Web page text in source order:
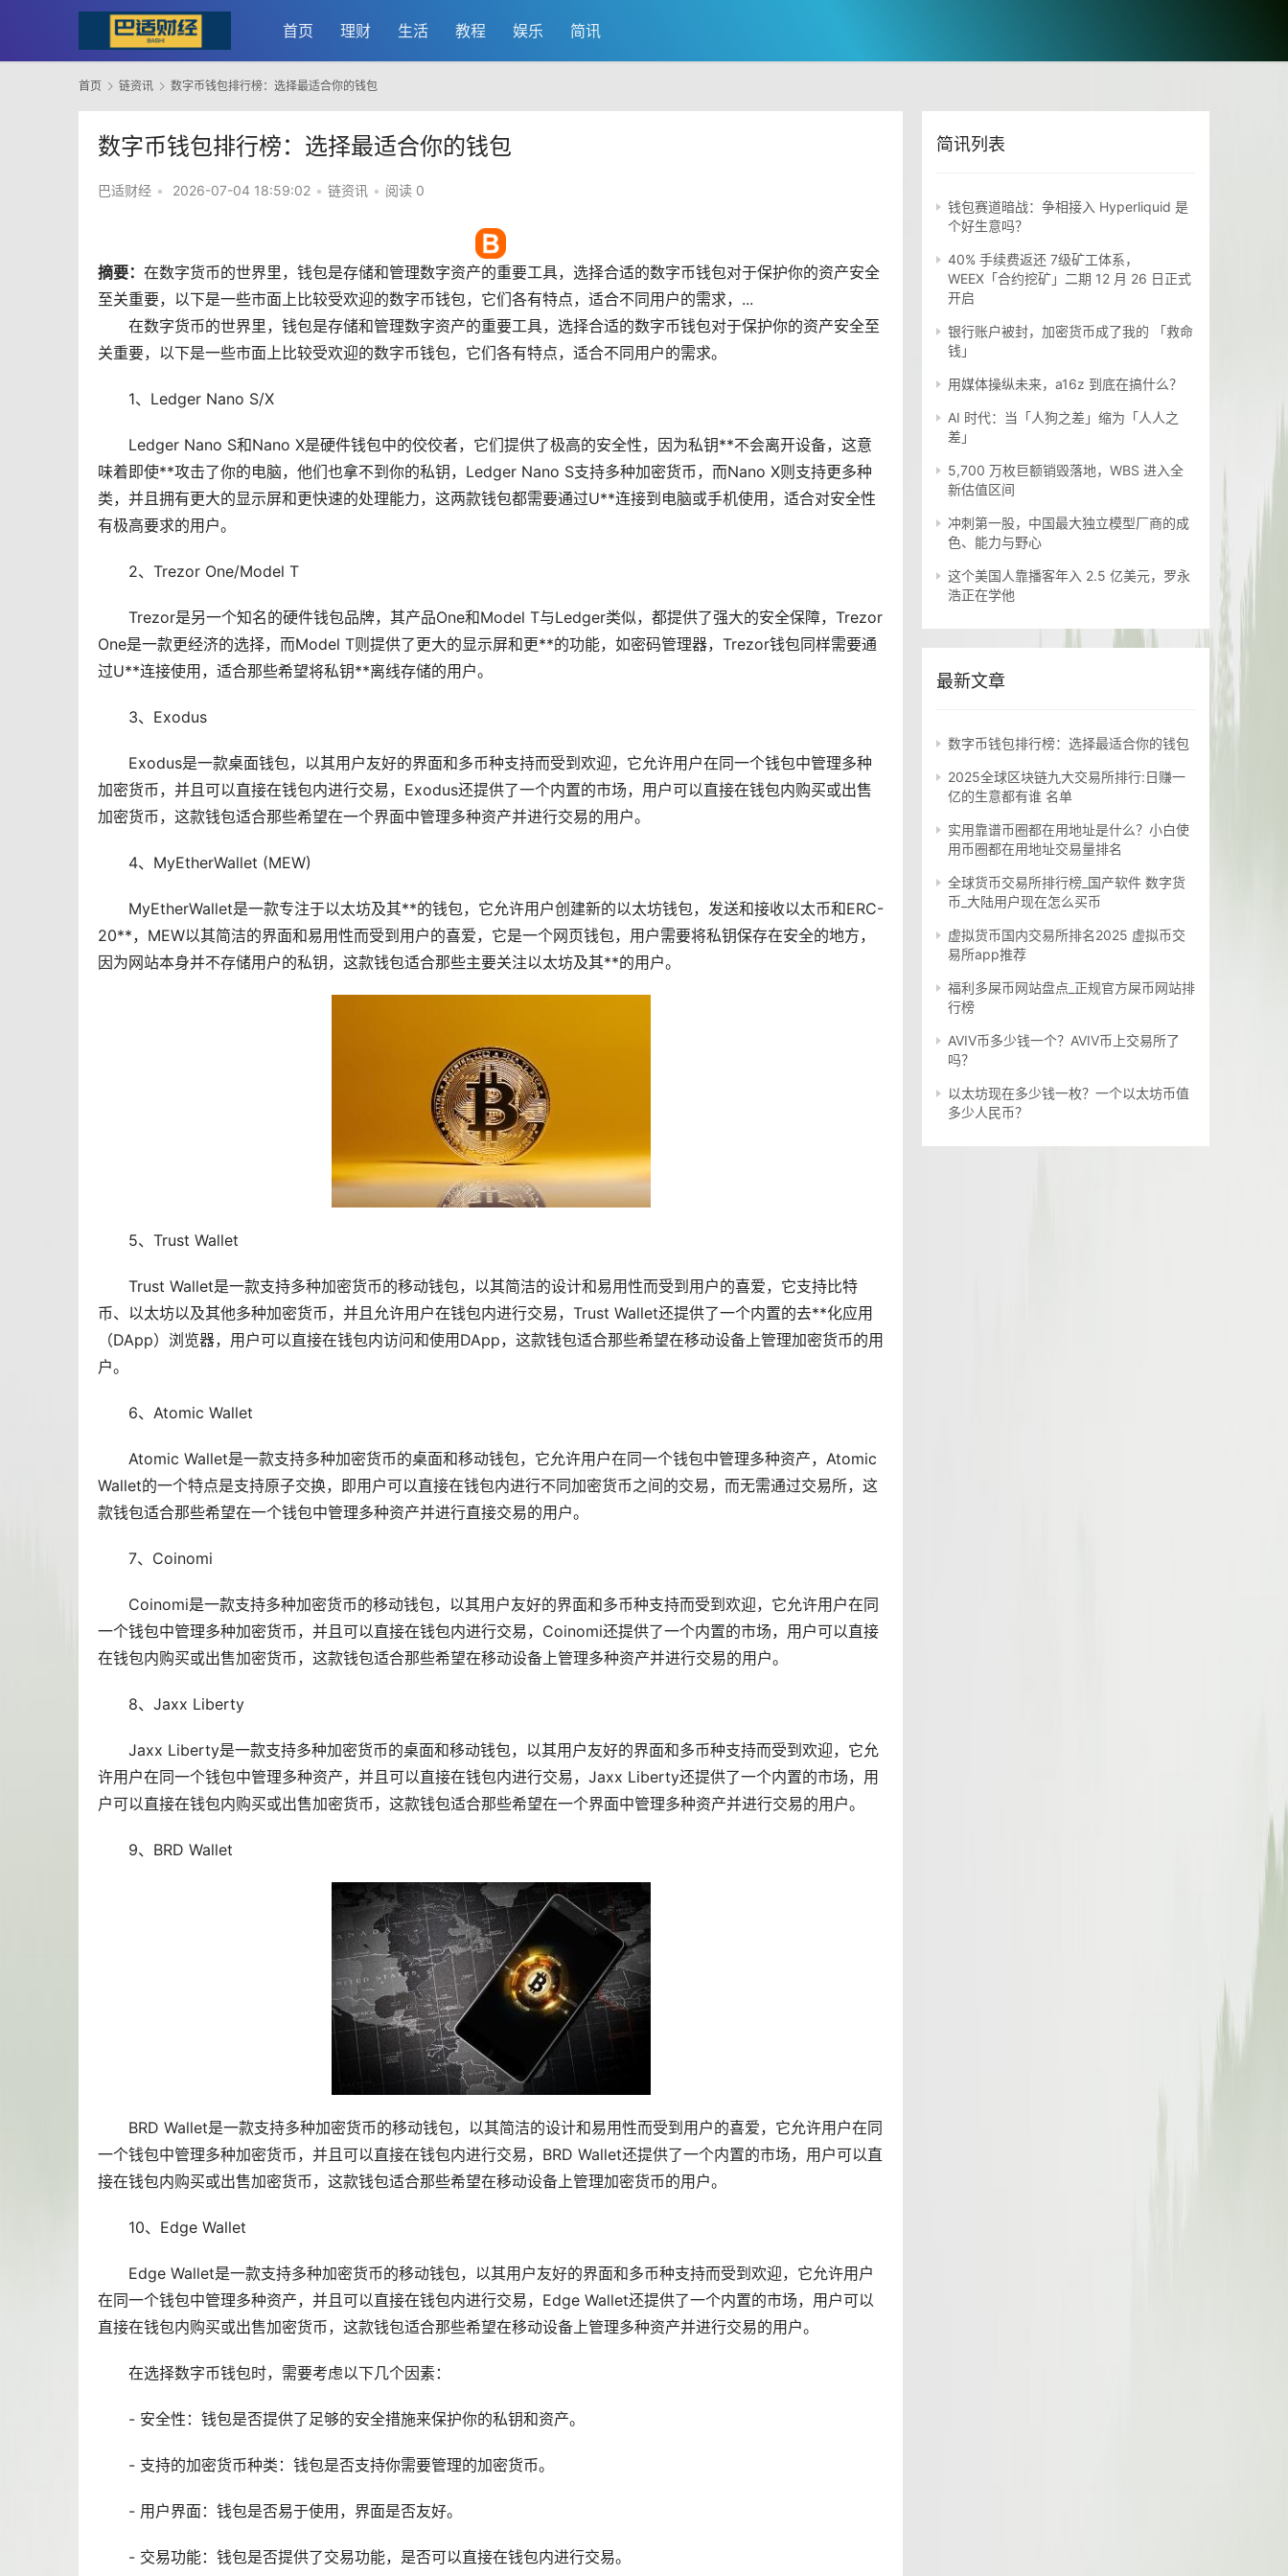
首页 理财 生活 教程 娱乐 简讯
首页 链资讯 数字币钱包排行榜：选择最适合你的钱包
数字币钱包排行榜：选择最适合你的钱包
巴适财经 • 2026-07-04 18:59:02 • 链资讯 • 阅读 0
摘要： 在数字货币的世界里， 钱包是存储和管理数字资产的重要工具，选择合适的数字币钱包对于保护你的资产安全
至关重要，以下是一些市面上比较受欢迎的数字币钱包，它们各有特点，适合不同用户的需求，...
在数字货币的世界里，钱包是存储和管理数字资产的重要工具，选择合适的数字币钱包对于保护你的资产安全至
关重要，以下是一些市面上比较受欢迎的数字币钱包，它们各有特点，适合不同用户的需求。
1、Ledger Nano S/X
Ledger Nano S和Nano X是硬件钱包中的佼佼者，它们提供了极高的安全性，因为私钥**不会离开设备，这意
味着即使**攻击了你的电脑，他们也拿不到你的私钥，Ledger Nano S支持多种加密货币，而Nano X则支持更多种
类，并且拥有更大的显示屏和更快速的处理能力，这两款钱包都需要通过U**连接到电脑或手机使用，适合对安全性
有极高要求的用户。
2、Trezor One/Model T
Trezor是另一个知名的硬件钱包品牌，其产品One和Model T与Ledger类似，都提供了强大的安全保障，Trezor
One是一款更经济的选择，而Model T则提供了更大的显示屏和更**的功能，如密码管理器，Trezor钱包同样需要通
过U**连接使用，适合那些希望将私钥**离线存储的用户。
3、Exodus
Exodus是一款桌面钱包，以其用户友好的界面和多币种支持而受到欢迎，它允许用户在同一个钱包中管理多种
加密货币，并且可以直接在钱包内进行交易，Exodus还提供了一个内置的市场，用户可以直接在钱包内购买或出售
加密货币，这款钱包适合那些希望在一个界面中管理多种资产并进行交易的用户。
4、MyEtherWallet (MEW)
MyEtherWallet是一款专注于以太坊及其**的钱包，它允许用户创建新的以太坊钱包，发送和接收以太币和ERC-
20**，MEW以其简洁的界面和易用性而受到用户的喜爱，它是一个网页钱包，用户需要将私钥保存在安全的地方，
因为网站本身并不存储用户的私钥，这款钱包适合那些主要关注以太坊及其**的用户。
5、Trust Wallet
Trust Wallet是一款支持多种加密货币的移动钱包，以其简洁的设计和易用性而受到用户的喜爱，它支持比特
币、以太坊以及其他多种加密货币，并且允许用户在钱包内进行交易，Trust Wallet还提供了一个内置的去**化应用
（DApp）浏览器，用户可以直接在钱包内访问和使用DApp，这款钱包适合那些希望在移动设备上管理加密货币的用
户。
6、Atomic Wallet
Atomic Wallet是一款支持多种加密货币的桌面和移动钱包，它允许用户在同一个钱包中管理多种资产，Atomic
Wallet的一个特点是支持原子交换，即用户可以直接在钱包内进行不同加密货币之间的交易，而无需通过交易所，这
款钱包适合那些希望在一个钱包中管理多种资产并进行直接交易的用户。
7、Coinomi
Coinomi是一款支持多种加密货币的移动钱包，以其用户友好的界面和多币种支持而受到欢迎，它允许用户在同
一个钱包中管理多种加密货币，并且可以直接在钱包内进行交易，Coinomi还提供了一个内置的市场，用户可以直接
在钱包内购买或出售加密货币，这款钱包适合那些希望在移动设备上管理多种资产并进行交易的用户。
8、Jaxx Liberty
Jaxx Liberty是一款支持多种加密货币的桌面和移动钱包，以其用户友好的界面和多币种支持而受到欢迎，它允
许用户在同一个钱包中管理多种资产，并且可以直接在钱包内进行交易，Jaxx Liberty还提供了一个内置的市场，用
户可以直接在钱包内购买或出售加密货币，这款钱包适合那些希望在一个界面中管理多种资产并进行交易的用户。
9、BRD Wallet
BRD Wallet是一款支持多种加密货币的移动钱包，以其简洁的设计和易用性而受到用户的喜爱，它允许用户在同
一个钱包中管理多种加密货币，并且可以直接在钱包内进行交易，BRD Wallet还提供了一个内置的市场，用户可以直
接在钱包内购买或出售加密货币，这款钱包适合那些希望在移动设备上管理加密货币的用户。
10、Edge Wallet
Edge Wallet是一款支持多种加密货币的移动钱包，以其用户友好的界面和多币种支持而受到欢迎，它允许用户
在同一个钱包中管理多种资产，并且可以直接在钱包内进行交易，Edge Wallet还提供了一个内置的市场，用户可以
直接在钱包内购买或出售加密货币，这款钱包适合那些希望在移动设备上管理多种资产并进行交易的用户。
在选择数字币钱包时，需要考虑以下几个因素：
- 安全性：钱包是否提供了足够的安全措施来保护你的私钥和资产。
- 支持的加密货币种类：钱包是否支持你需要管理的加密货币。
- 用户界面：钱包是否易于使用，界面是否友好。
- 交易功能：钱包是否提供了交易功能，是否可以直接在钱包内进行交易。
简讯列表
钱包赛道暗战：争相接入 Hyperliquid 是
个好生意吗？
40% 手续费返还 7级矿工体系，
WEEX「合约挖矿」二期 12 月 26 日正式
开启
银行账户被封，加密货币成了我的 「救命
钱」
用媒体操纵未来，a16z 到底在搞什么？
AI 时代：当「人狗之差」缩为「人人之
差」
5,700 万枚巨额销毁落地，WBS 进入全
新估值区间
冲刺第一股，中国最大独立模型厂商的成
色、能力与野心
这个美国人靠播客年入 2.5 亿美元，罗永
浩正在学他
最新文章
数字币钱包排行榜：选择最适合你的钱包
2025全球区块链九大交易所排行:日赚一
亿的生意都有谁 名单
实用靠谱币圈都在用地址是什么？小白使
用币圈都在用地址交易量排名
全球货币交易所排行榜_国产软件 数字货
币_大陆用户现在怎么买币
虚拟货币国内交易所排名2025 虚拟币交
易所app推荐
福利多屎币网站盘点_正规官方屎币网站排
行榜
AVIV币多少钱一个？AVIV币上交易所了
吗？
以太坊现在多少钱一枚？一个以太坊币值
多少人民币？